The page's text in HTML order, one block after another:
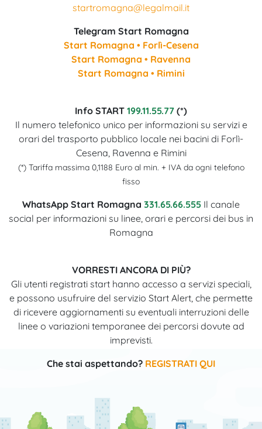
startromagna@legalmail.it
Telegram Start Romagna
Start Romagna • Forlì-Cesena
Start Romagna • Ravenna
Start Romagna • Rimini
Info START 199.11.55.77 (*)
Il numero telefonico unico per informazioni su servizi e
orari del trasporto pubblico locale nei bacini di Forlì-
Cesena, Ravenna e Rimini
(*) Tariffa massima 0,1188 Euro al min. + IVA da ogni telefono
fisso
WhatsApp Start Romagna 331.65.66.555 Il canale
social per informazioni su linee, orari e percorsi dei bus in
Romagna
VORRESTI ANCORA DI PIÙ?
Gli utenti registrati start hanno accesso a servizi speciali,
e possono usufruire del servizio Start Alert, che permette
di ricevere aggiornamenti su eventuali interruzioni delle
linee o variazioni temporanee dei percorsi dovute ad
imprevisti.
Che stai aspettando? REGISTRATI QUI